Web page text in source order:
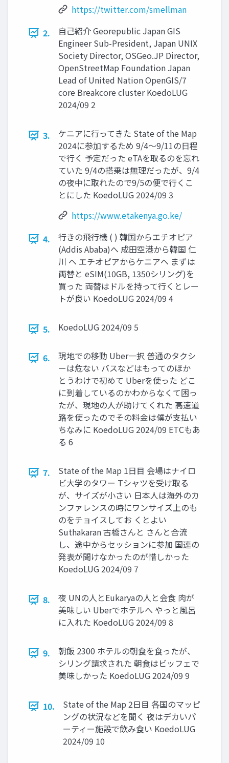
https://twitter.com/smellman
2.
自己紹介 Georepublic Japan GIS
Engineer Sub-President, Japan UNIX
Society Director, OSGeo.JP Director,
OpenStreetMap Foundation Japan
Lead of United Nation OpenGIS/7
core Breakcore cluster KoedoLUG
2024/09 2
3.
ケニアに行ってきた State of the Map
2024に参加するため 9/4〜9/11の日程
で行く 予定だった eTAを取るのを忘れ
ていた 9/4の搭乗は無理だったが、9/4
の夜中に取れたので9/5の便で行くこ
とにした KoedoLUG 2024/09 3
https://www.etakenya.go.ke/
4.
行きの飛行機 ( ) 韓国からエチオピア
(Addis Ababa)へ 成田空港から韓国 仁
川 へ エチオピアからケニアへ まずは
両替と eSIM(10GB, 1350シリング)を
買った 両替はドルを持って行くとレー
トが良い KoedoLUG 2024/09 4
5. KoedoLUG 2024/09 5
6.
現地での移動 Uber一択 普通のタクシ
ーは危ない バスなどはもってのほか
とうわけで初めて Uberを使った どこ
に到着しているのかわからなくて困っ
たが、現地の人が助けてくれた 高速道
路を使ったのでその料金は僕が支払い
ちなみに KoedoLUG 2024/09 ETCもあ
る 6
7.
State of the Map 1日目 会場はナイロ
ビ大学のタワー Tシャツを受け取る
が、サイズが小さい 日本人は海外のカ
ンファレンスの時にワンサイズ上のも
のをチョイスしてお くとよい
Suthakaran 古橋さんと さんと合流
し、途中からセッションに参加 国連の
発表が聞けなかったのが惜しかった
KoedoLUG 2024/09 7
8.
夜 UNの人とEukaryaの人と会食 肉が
美味しい Uberでホテルへ やっと風呂
に入れた KoedoLUG 2024/09 8
9.
朝飯 2300 ホテルの朝食を食ったが、
シリング請求された 朝食はビッフェで
美味しかった KoedoLUG 2024/09 9
10.
State of the Map 2日目 各国のマッピ
ングの状況などを聞く 夜はデカいパ
ーティー施設で飲み食い KoedoLUG
2024/09 10